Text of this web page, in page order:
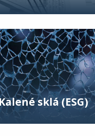
sklá (ESG)